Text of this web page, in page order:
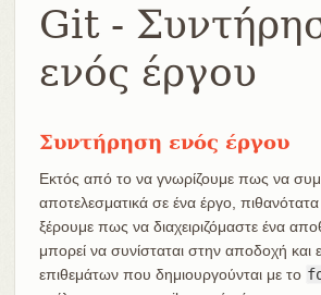
Git -
ενός έργου
Συντήρηση ενός έργου
Εκτός από το να γνωρίζουμε πως να
αποτελεσματικά σε ένα έργο, πιθανότατα
ξέρουμε πως να διαχειριζόμαστε ένα
μπορεί να συνίσταται στην αποδοχή
επιθεμάτων που δημιουργούνται με το